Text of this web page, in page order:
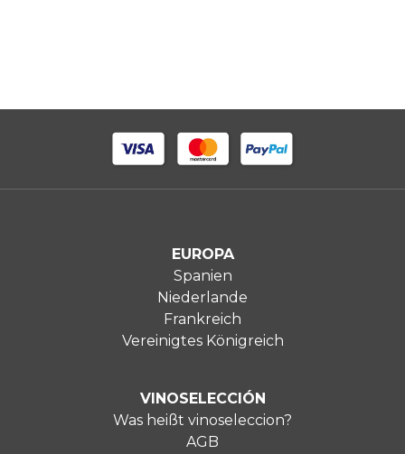
EUROPA
Spanien
Niederlande
Frankreich
Vereinigtes Königreich
VINOSELECCIÓN
Was heißt vinoseleccion?
AGB